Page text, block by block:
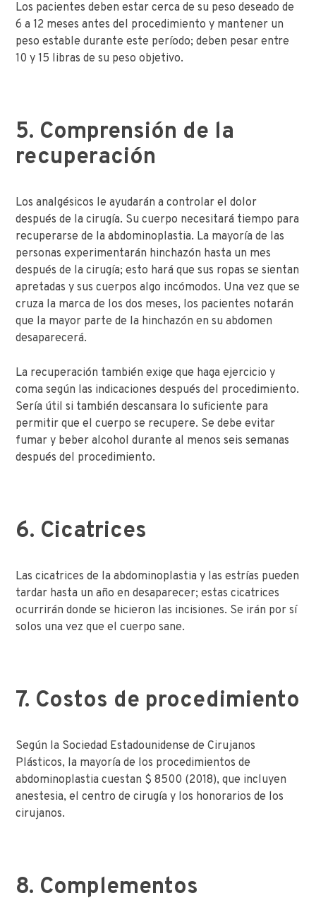
Los pacientes deben estar cerca de su peso deseado de
6 a 12 meses antes del procedimiento y mantener un
peso estable durante este período; deben pesar entre
10 y 15 libras de su peso objetivo.
5. Comprensión de la
recuperación
Los analgésicos le ayudarán a controlar el dolor
después de la cirugía. Su cuerpo necesitará tiempo para
recuperarse de la abdominoplastia. La mayoría de las
personas experimentarán hinchazón hasta un mes
después de la cirugía; esto hará que sus ropas se sientan
apretadas y sus cuerpos algo incómodos. Una vez que se
cruza la marca de los dos meses, los pacientes notarán
que la mayor parte de la hinchazón en su abdomen
desaparecerá.
La recuperación también exige que haga ejercicio y
coma según las indicaciones después del procedimiento.
Sería útil si también descansara lo suficiente para
permitir que el cuerpo se recupere. Se debe evitar
fumar y beber alcohol durante al menos seis semanas
después del procedimiento.
6. Cicatrices
Las cicatrices de la abdominoplastia y las estrías pueden
tardar hasta un año en desaparecer; estas cicatrices
ocurrirán donde se hicieron las incisiones. Se irán por sí
solos una vez que el cuerpo sane.
7. Costos de procedimiento
Según la Sociedad Estadounidense de Cirujanos
Plásticos, la mayoría de los procedimientos de
abdominoplastia cuestan $ 8500 (2018), que incluyen
anestesia, el centro de cirugía y los honorarios de los
cirujanos.
8. Complementos